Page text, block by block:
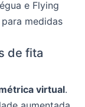
e Flying
medidas
de fita
virtual.